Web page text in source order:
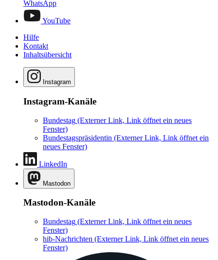
WhatsApp
YouTube
Hilfe
Kontakt
Inhaltsübersicht
Instagram
Instagram-Kanäle
Bundestag (Externer Link, Link öffnet ein neues
Fenster)
Bundestagspräsidentin (Externer Link, Link öffnet ein
neues Fenster)
LinkedIn
Mastodon
Mastodon-Kanäle
Bundestag (Externer Link, Link öffnet ein neues
Fenster)
hib-Nachrichten (Externer Link, Link öffnet ein neues
Fenster)